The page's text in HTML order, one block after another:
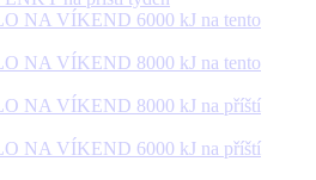
NA VÍKEND 6000 kJ na tento
NA VÍKEND 8000 kJ na tento
NA VÍKEND 8000 kJ na příští
NA VÍKEND 6000 kJ na příští